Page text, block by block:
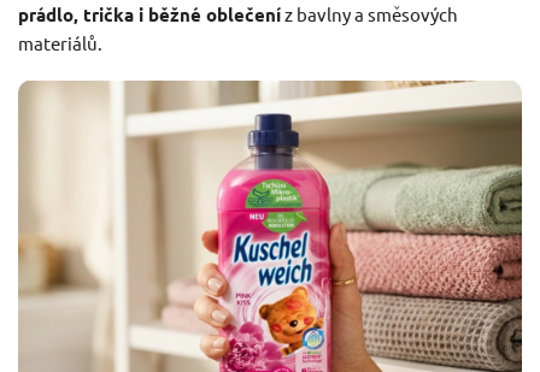
prádlo, trička i běžné oblečeníz bavlny a směsových
materiálů.